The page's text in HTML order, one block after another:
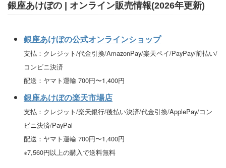
銀座あけぼの | オンライン販売情報(2026年更新)
銀座あけぼの公式オンラインショップ
支払：クレジット/代金引換/AmazonPay/楽天ペイ/PayPay/前払い/
コンビニ決済
配送：ヤマト運輸 700円〜1,400円
銀座あけぼの楽天市場店
支払：クレジット/楽天銀行/後払い決済/代金引換/ApplePay/コン
ビニ決済/PayPal
配送：ヤマト運輸 700円〜1,400円
※7,560円以上の購入で送料無料